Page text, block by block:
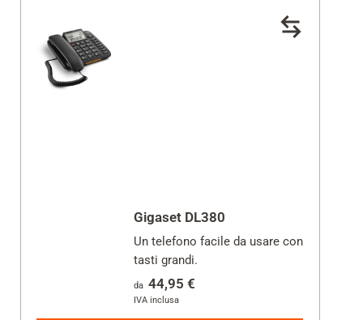
Gigaset DL380
Un telefono facile da usare con
tasti grandi.
da 44,95 €
IVA inclusa